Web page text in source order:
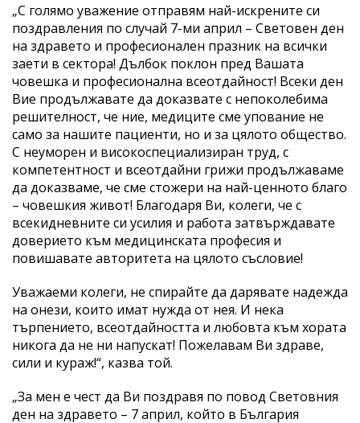
„С голямо уважение отправям най-искрените си
поздравления по случай 7-ми април – Световен ден
на здравето и професионален празник на всички
заети в сектора! Дълбок поклон пред Вашата
човешка и професионална всеотдайност! Всеки ден
Вие продължавате да доказвате с непоколебима
решителност, че ние, медиците сме упование не
само за нашите пациенти, но и за цялото общество.
С неуморен и високоспециализиран труд, с
компетентност и всеотдайни грижи продължаваме
да доказваме, че сме стожери на най-ценното благо
– човешкия живот! Благодаря Ви, колеги, че с
всекидневните си усилия и работа затвърждавате
доверието към медицинската професия и
повишавате авторитета на цялото съсловие!
Уважаеми колеги, не спирайте да дарявате надежда
на онези, които имат нужда от нея. И нека
търпението, всеотдайността и любовта към хората
никога да не ни напускат! Пожелавам Ви здраве,
сили и кураж!“, казва той.
„За мен е чест да Ви поздравя по повод Световния
ден на здравето – 7 април, който в България